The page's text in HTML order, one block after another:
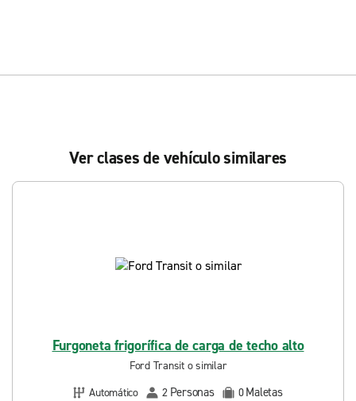
Ver clases de vehículo similares
Furgoneta frigorífica de carga de techo alto
Ford Transit o similar
Automático
2 Personas 0Maletas